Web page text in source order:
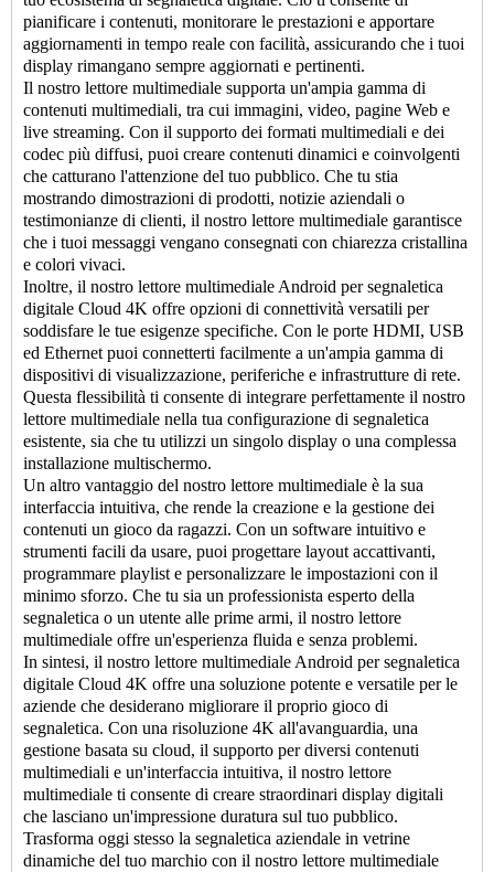
pianificare i contenuti, monitorare le prestazioni e apportare
aggiornamenti in tempo reale con facilità, assicurando che i tuoi
display rimangano sempre aggiornati e pertinenti.
Il nostro lettore multimediale supporta un'ampia gamma di
contenuti multimediali, tra cui immagini, video, pagine Web e
live streaming. Con il supporto dei formati multimediali e dei
codec più diffusi, puoi creare contenuti dinamici e coinvolgenti
che catturano l'attenzione del tuo pubblico. Che tu stia
mostrando dimostrazioni di prodotti, notizie aziendali o
testimonianze di clienti, il nostro lettore multimediale garantisce
che i tuoi messaggi vengano consegnati con chiarezza cristallina
e colori vivaci.
Inoltre, il nostro lettore multimediale Android per segnaletica
digitale Cloud 4K offre opzioni di connettività versatili per
soddisfare le tue esigenze specifiche. Con le porte HDMI, USB
ed Ethernet puoi connetterti facilmente a un'ampia gamma di
dispositivi di visualizzazione, periferiche e infrastrutture di rete.
Questa flessibilità ti consente di integrare perfettamente il nostro
lettore multimediale nella tua configurazione di segnaletica
esistente, sia che tu utilizzi un singolo display o una complessa
installazione multischermo.
Un altro vantaggio del nostro lettore multimediale è la sua
interfaccia intuitiva, che rende la creazione e la gestione dei
contenuti un gioco da ragazzi. Con un software intuitivo e
strumenti facili da usare, puoi progettare layout accattivanti,
programmare playlist e personalizzare le impostazioni con il
minimo sforzo. Che tu sia un professionista esperto della
segnaletica o un utente alle prime armi, il nostro lettore
multimediale offre un'esperienza fluida e senza problemi.
In sintesi, il nostro lettore multimediale Android per segnaletica
digitale Cloud 4K offre una soluzione potente e versatile per le
aziende che desiderano migliorare il proprio gioco di
segnaletica. Con una risoluzione 4K all'avanguardia, una
gestione basata su cloud, il supporto per diversi contenuti
multimediali e un'interfaccia intuitiva, il nostro lettore
multimediale ti consente di creare straordinari display digitali
che lasciano un'impressione duratura sul tuo pubblico.
Trasforma oggi stesso la segnaletica aziendale in vetrine
dinamiche del tuo marchio con il nostro lettore multimediale